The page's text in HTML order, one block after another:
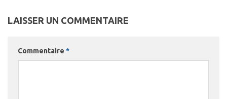
LAISSER UN COMMENTAIRE
Commentaire *